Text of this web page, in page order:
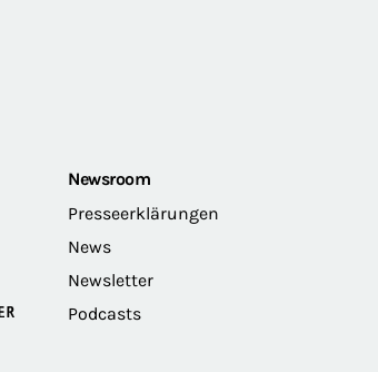
Newsroom
Presseerklärungen
News
Newsletter
Podcasts